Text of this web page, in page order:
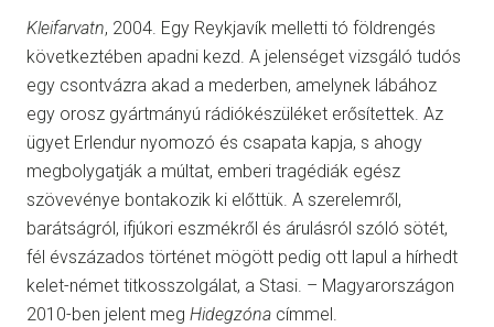
Kleifarvatn, 2004. Egy Reykjavík melletti tó földrengés
következtében apadni kezd. A jelenséget vizsgáló tudós
egy csontvázra akad a mederben, amelynek lábához
egy orosz gyártmányú rádiókészüléket erősítettek. Az
ügyet Erlendur nyomozó és csapata kapja, s ahogy
megbolygatják a múltat, emberi tragédiák egész
szövevénye bontakozik ki előttük. A szerelemről,
barátságról, ifjúkori eszmékről és árulásról szóló sötét,
fél évszázados történet mögött pedig ott lapul a hírhedt
kelet-német titkosszolgálat, a Stasi. – Magyarországon
2010-ben jelent meg Hidegzóna címmel.